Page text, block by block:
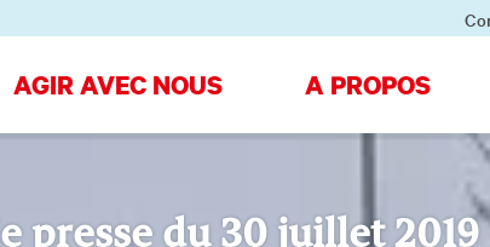
AGIR AVEC NOUS A PROPOS
presse du 30 juillet 2019